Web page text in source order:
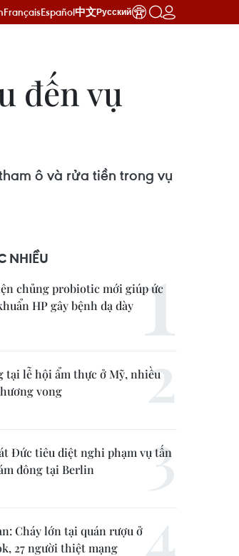
FrançaisEspañol中文Русский
đến vụ
ô và rửa tiền trong vụ
NHIỀU
chủng probiotic mới giúp ức
HP gây bệnh dạ dày
tại lễ hội ẩm thực ở Mỹ, nhiều
vong
Đức tiêu diệt nghi phạm vụ tấn
đông tại Berlin
Cháy lớn tại quán rượu ở
27 người thiệt mạng